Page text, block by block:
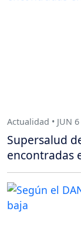
Actualidad • JUN
Supersalud
encontradas